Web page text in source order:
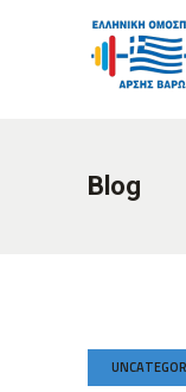
Blog